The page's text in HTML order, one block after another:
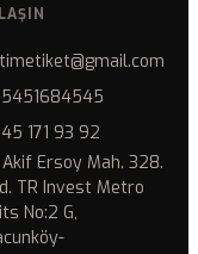
171 93 92
Ersoy Mah. 328.
TR Invest Metro
No:2 G,